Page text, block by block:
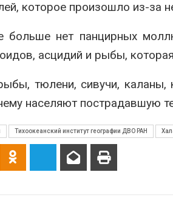
которое произошло из-за
больше нет панцирных
асцидий и рыбы,
тюлени, сивучи, каланы,
населяют пострадавшую
Тихоокеанский институт географии ДВО РАН
Авг 6, 2026
Авг 6, 2026
Авг 6, 2026